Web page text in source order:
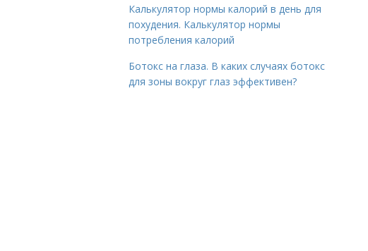
Калькулятор нормы калорий в день для
похудения. Калькулятор нормы
потребления калорий
Ботокс на глаза. В каких случаях ботокс
для зоны вокруг глаз эффективен?